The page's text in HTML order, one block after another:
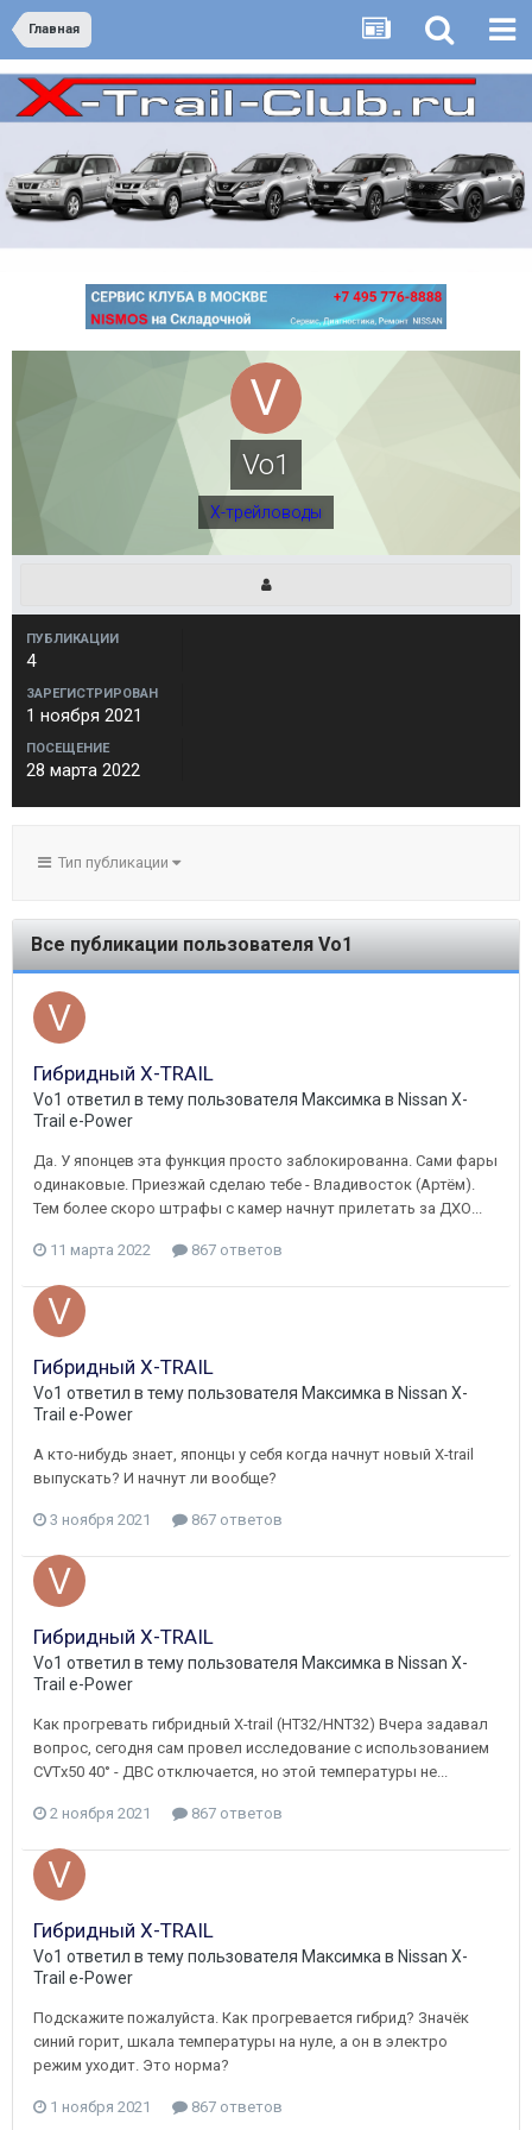
Главная
Vo1
Х-трейловоды
ПУБЛИКАЦИИ
4
ЗАРЕГИСТРИРОВАН
1 ноября 2021
ПОСЕЩЕНИЕ
28 марта 2022
Тип публикации
Все публикации пользователя Vo1
Гибридный X-TRAIL
Vo1 ответил в тему пользователя Максимка в Nissan X-
Trail e-Power
Да. У японцев эта функция просто заблокированна. Сами фары
одинаковые. Приезжай сделаю тебе - Владивосток (Артём).
Тем более скоро штрафы с камер начнут прилетать за ДХО...
11 марта 2022 867 ответов
Гибридный X-TRAIL
Vo1 ответил в тему пользователя Максимка в Nissan X-
Trail e-Power
А кто-нибудь знает, японцы у себя когда начнут новый X-trail
выпускать? И начнут ли вообще?
3 ноября 2021 867 ответов
Гибридный X-TRAIL
Vo1 ответил в тему пользователя Максимка в Nissan X-
Trail e-Power
Как прогревать гибридный X-trail (HT32/HNT32) Вчера задавал
вопрос, сегодня сам провел исследование с использованием
CVTx50 40° - ДВС отключается, но этой температуры не...
2 ноября 2021 867 ответов
Гибридный X-TRAIL
Vo1 ответил в тему пользователя Максимка в Nissan X-
Trail e-Power
Подскажите пожалуйста. Как прогревается гибрид? Значёк
синий горит, шкала температуры на нуле, а он в электро
режим уходит. Это норма?
1 ноября 2021 867 ответов